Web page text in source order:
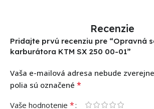
Recenzie
Pridajte prvú recenziu pre “Opravná
karburátora KTM SX 250 00-01”
Vaša e-mailová adresa nebude
polia sú označené *
Vaše hodnotenie *